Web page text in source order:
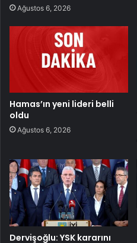
Ağustos 6, 2026
Hamas’ın yeni lideri belli
oldu
Ağustos 6, 2026
Dervişoğlu: YSK kararını